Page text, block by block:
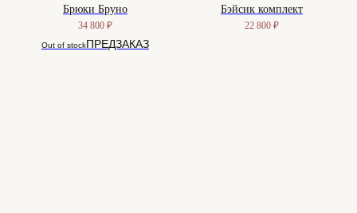
Брюки Бруно
34 800 ₽
Out of stock
Бэйсик комплект
22 800 ₽